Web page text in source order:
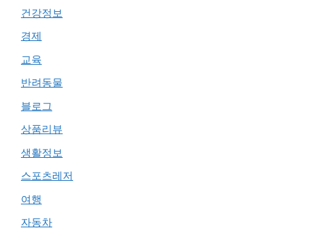
건강정보
경제
교육
반려동물
블로그
상품리뷰
생활정보
스포츠레저
여행
자동차